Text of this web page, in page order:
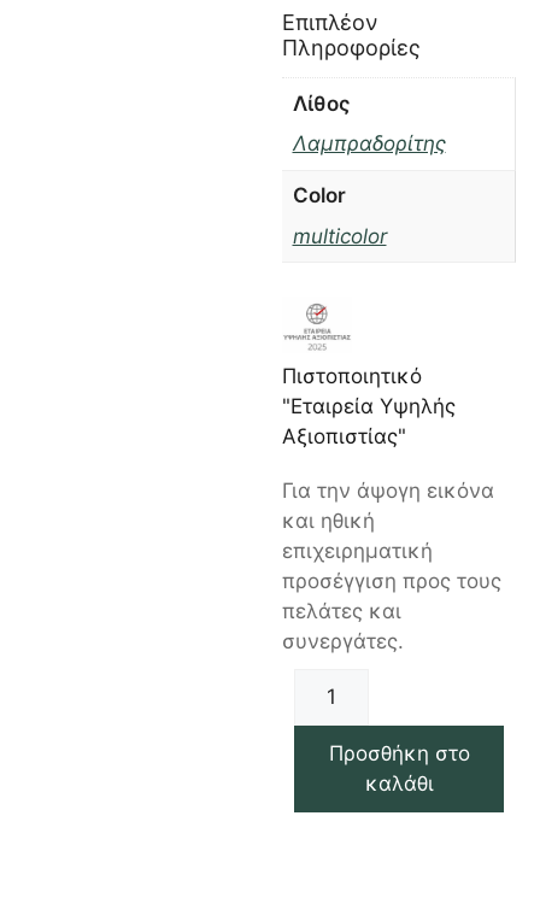
Επιπλέον
Πληροφορίες
Λίθος
Λαμπραδορίτης
Color
multicolor
Πιστοποιητικό
"Εταιρεία Υψηλής
Αξιοπιστίας"
Για την άψογη εικόνα
και ηθική
επιχειρηματική
προσέγγιση προς τους
πελάτες και
συνεργάτες.
Προσθήκη στο
καλάθι